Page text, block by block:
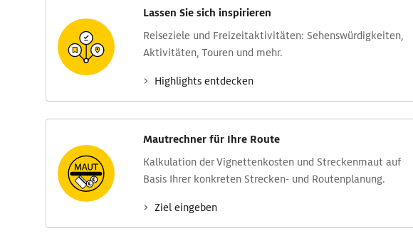
Lassen Sie sich inspirieren
Reise­ziele und Freizeit­aktivitäten: Sehens­würdig­keiten,
Aktivitäten, Touren und mehr.
Highlights entdecken
Mautrechner für Ihre Route
Kalkulation der Vignettenkosten und Streckenmaut auf
Basis Ihrer konkreten Strecken- und Routenplanung.
Ziel eingeben